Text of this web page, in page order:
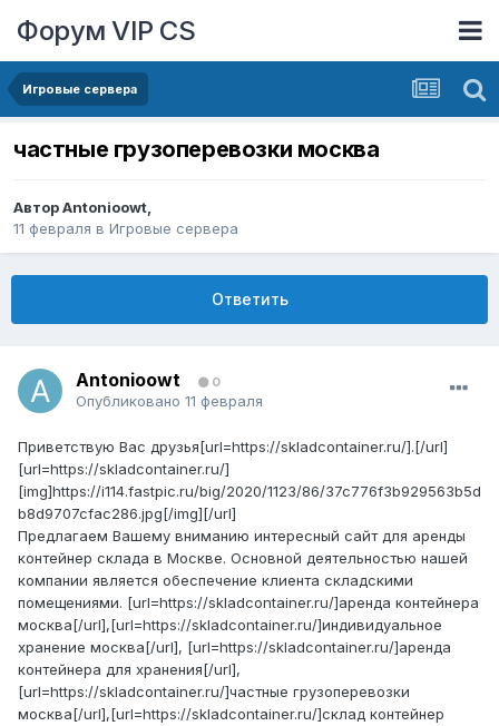
Форум VIP CS
Игровые сервера
частные грузоперевозки москва
АвторAntonioowt,
11 февраля в Игровые сервера
Ответить
Antonioowt 0
Опубликовано 11 февраля
Приветствую Вас друзья[url=https://skladcontainer.ru/].[/url]
[url=https://skladcontainer.ru/]
[img]https://i114.fastpic.ru/big/2020/1123/86/37c776f3b929563b5d
b8d9707cfac286.jpg[/img][/url]
Предлагаем Вашему вниманию интересный сайт для аренды
контейнер склада в Москве. Основной деятельностью нашей
компании является обеспечение клиента складскими
помещениями. [url=https://skladcontainer.ru/]аренда контейнера
москва[/url],[url=https://skladcontainer.ru/]индивидуальное
хранение москва[/url], [url=https://skladcontainer.ru/]аренда
контейнера для хранения[/url],
[url=https://skladcontainer.ru/]частные грузоперевозки
москва[/url],[url=https://skladcontainer.ru/]склад контейнер